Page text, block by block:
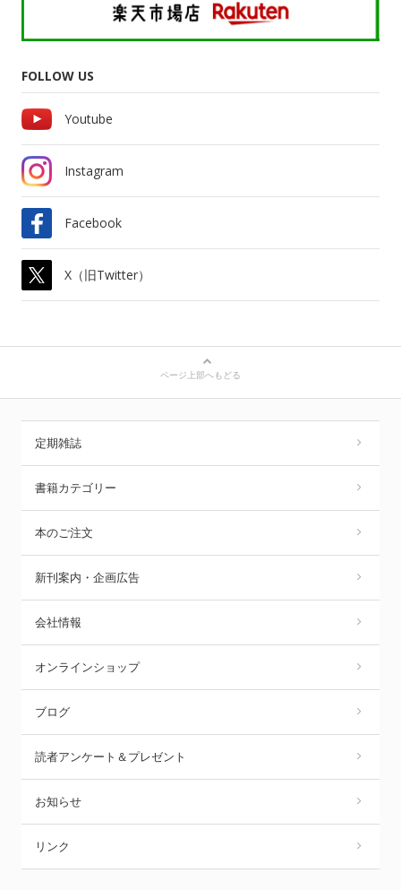
FOLLOW US
Youtube
Instagram
Facebook
X（旧Twitter）
ページ上部へもどる
定期雑誌
書籍カテゴリー
本のご注文
新刊案内・企画広告
会社情報
オンラインショップ
ブログ
読者アンケート＆プレゼント
お知らせ
リンク